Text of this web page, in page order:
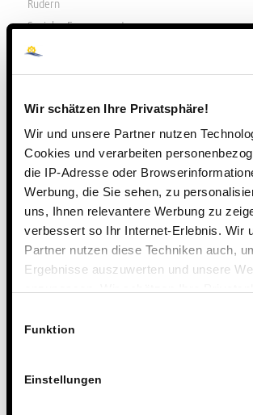
Wir schätzen Ihre Privatsphäre!
Wir und unsere Partner nutzen
Cookies und verarbeiten
die IP-Adresse oder
Werbung, die Sie sehen, zu
uns, Ihnen relevantere Werbung zu
verbessert so Ihr Internet-Erlebnis. Wir
Partner nutzen diese Techniken auch,
Ergebnisse auszuwerten und unsere
Technologien.
Funktion
Einstellungen
Rudern
Soziales Engagement
Sport & Gesundheit
Stellenangebote
Talentförderung
Umfragen & Studien
Uncategorized
Wettbewerbe & Auszeichnungen
Archiv
August 2026
Juni 2026
April 2026